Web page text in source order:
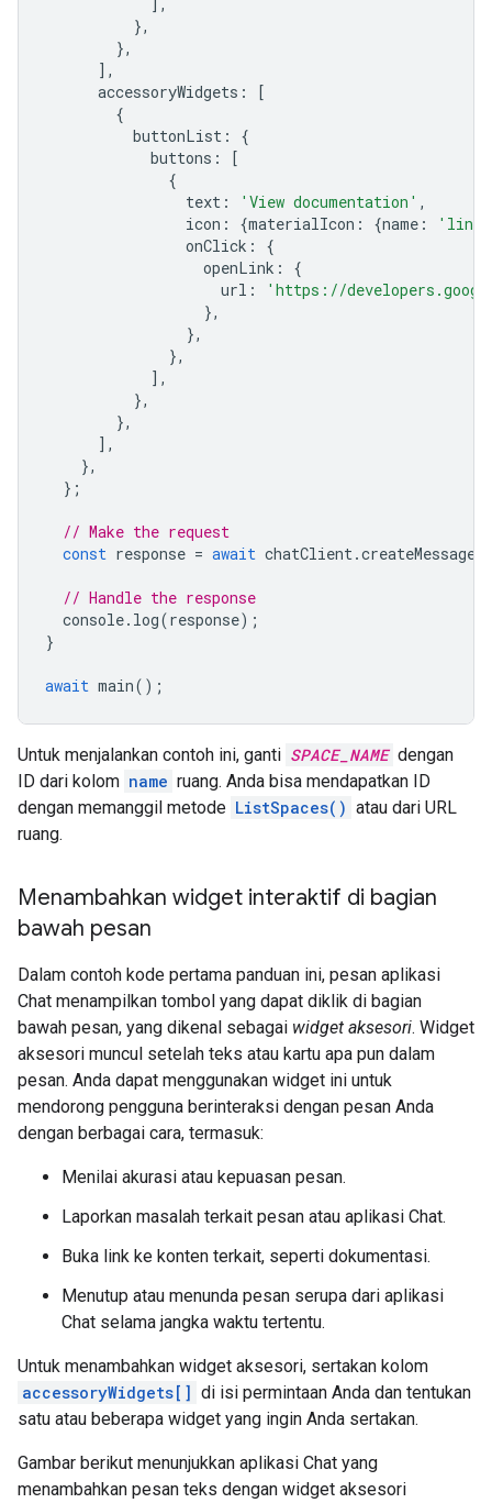
},
},
],
accessoryWidgets :
[
{
buttonList :
{
buttons :
[
{
text : 'View documentation' ,
icon : {materialIcon : {name :
'link'
onClick :
{
openLink :
{
url :
'https://
},
},
},
],
},
},
],
},
};
// Make the request
const response = await chatClient .createMessage
// Handle the response
console. log(response);
}
await main();
Untuk menjalankan contoh ini, ganti SPACE_NAME dengan
ID dari kolom name ruang. Anda bisa mendapatkan ID
dengan memanggil metode ListSpaces() atau dari URL
ruang.
Menambahkan widget interaktif di bagian
bawah pesan
Dalam contoh kode pertama panduan ini, pesan aplikasi
Chat menampilkan tombol yang dapat diklik di bagian
bawah pesan, yang dikenal sebagai widget aksesori. Widget
aksesori muncul setelah teks atau kartu apa pun dalam
pesan. Anda dapat menggunakan widget ini untuk
mendorong pengguna berinteraksi dengan pesan Anda
dengan berbagai cara, termasuk:
Menilai akurasi atau kepuasan pesan.
Laporkan masalah terkait pesan atau aplikasi Chat.
Buka link ke konten terkait, seperti dokumentasi.
Menutup atau menunda pesan serupa dari aplikasi
Chat selama jangka waktu tertentu.
Untuk menambahkan widget aksesori, sertakan kolom
accessoryWidgets[] di isi permintaan Anda dan tentukan
satu atau beberapa widget yang ingin Anda sertakan.
Gambar berikut menunjukkan aplikasi Chat yang
menambahkan pesan teks dengan widget aksesori